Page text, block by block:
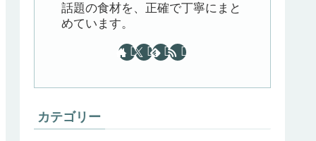
話題の食材を、正確で丁寧にまと
めています。
カテゴリー